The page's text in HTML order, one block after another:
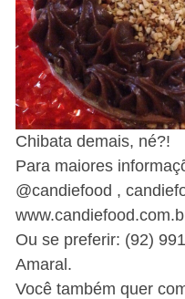
Chibata demais, né?!
Para maiores
@candiefood ,
Ou se preferir: (92)
Amaral.
Você também quer